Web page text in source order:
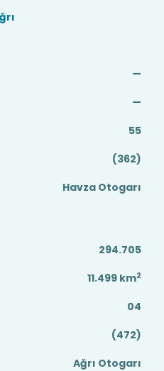
—
—
55
(362)
Havza Otogarı
294.705
11.499 km2
04
(472)
Ağrı Otogarı